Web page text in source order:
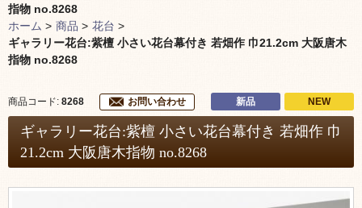
指物 no.8268
ホーム > 商品 > 花台 >
ギャラリー花台:紫檀 小さい花台幕付き 若畑作 巾21.2cm 大阪唐木
指物 no.8268
商品コード: 8268 お問い合わせ 新品 NEW
ギャラリー花台:紫檀 小さい花台幕付き 若畑作 巾
21.2cm 大阪唐木指物 no.8268